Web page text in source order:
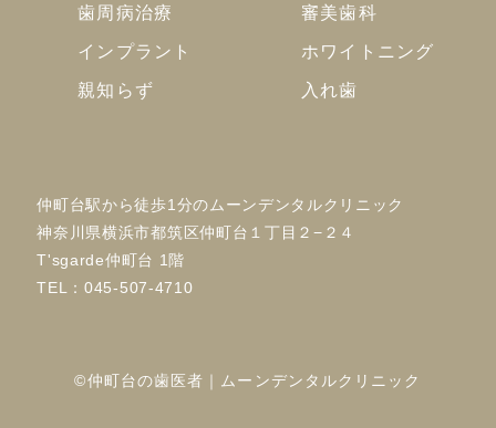
歯周病治療
審美歯科
インプラント
ホワイトニング
親知らず
入れ歯
仲町台駅から徒歩1分のムーンデンタルクリニック
神奈川県横浜市都筑区仲町台１丁目２−２４
T'sgarde仲町台 1階
TEL：045-507-4710
©仲町台の歯医者｜ムーンデンタルクリニック